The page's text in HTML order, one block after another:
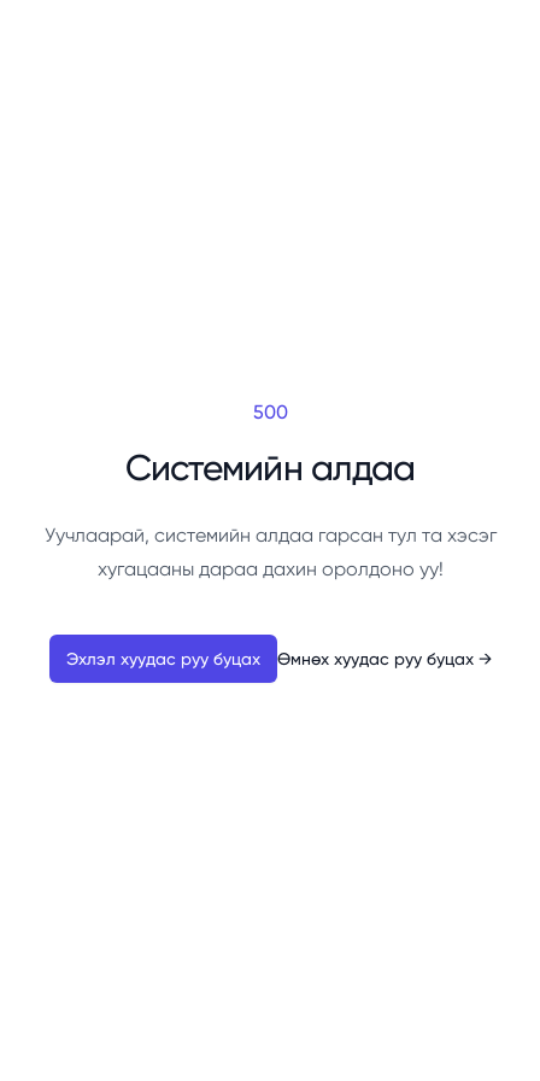
500
Системийн алдаа
Уучлаарай, системийн алдаа гарсан тул та хэсэг
хугацааны дараа дахин оролдоно уу!
Эхлэл хуудас руу буцах Өмнөх хуудас руу буцах →